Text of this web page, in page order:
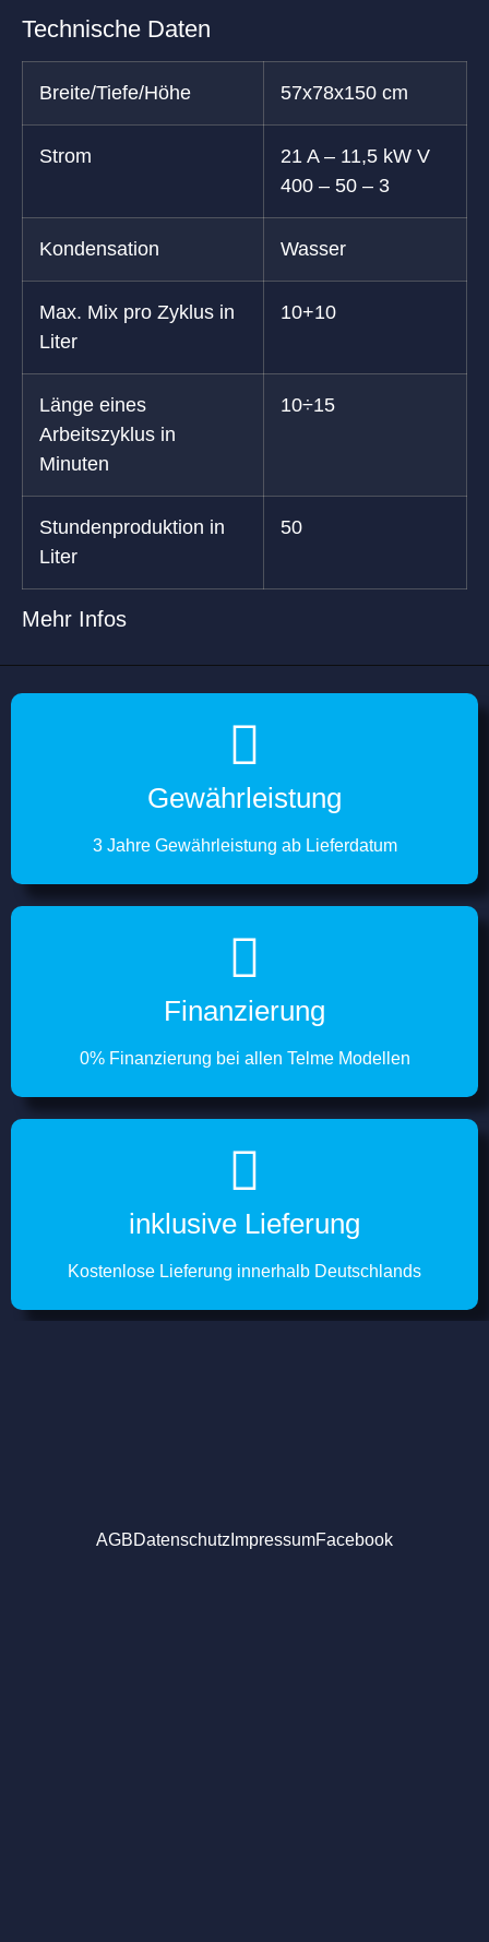
Technische Daten
Breite/Tiefe/Höhe 57x78x150 cm
Strom
21 A – 11,5 kW V
400 – 50 – 3
Kondensation Wasser
Max. Mix pro Zyklus in
Liter
10+10
Länge eines
Arbeitszyklus in
Minuten
10÷15
Stundenproduktion in
Liter
50
Mehr Infos
Gewährleistung
3 Jahre Gewährleistung ab Lieferdatum
Finanzierung
0% Finanzierung bei allen Telme Modellen
inklusive Lieferung
Kostenlose Lieferung innerhalb Deutschlands
AGBDatenschutz ImpressumFacebook